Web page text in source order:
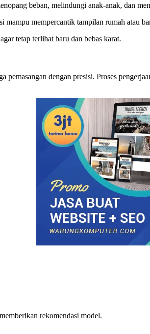
beban, melindungi anak-anak, dan
mampu mempercantik tampilan rumah atau
tetap terlihat baru dan bebas karat.
dengan presisi. Proses
rekomendasi model.